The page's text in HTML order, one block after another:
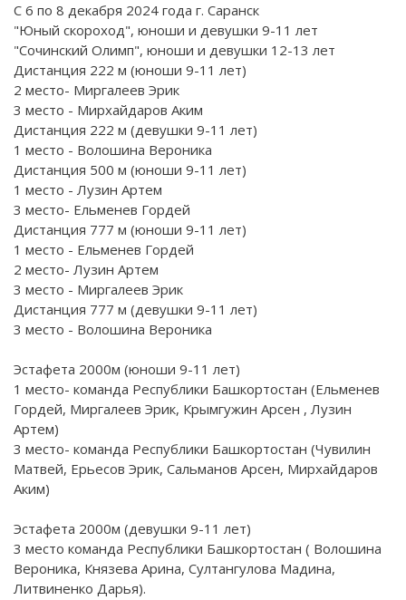
С 6 по 8 декабря 2024 года г. Саранск
"Юный скороход", юноши и девушки 9-11 лет
"Сочинский Олимп", юноши и девушки 12-13 лет
Дистанция 222 м (юноши 9-11 лет)
2 место- Миргалеев Эрик
3 место - Мирхайдаров Аким
Дистанция 222 м (девушки 9-11 лет)
1 место - Волошина Вероника
Дистанция 500 м (юноши 9-11 лет)
1 место - Лузин Артем
3 место- Ельменев Гордей
Дистанция 777 м (юноши 9-11 лет)
1 место - Ельменев Гордей
2 место- Лузин Артем
3 место - Миргалеев Эрик
Дистанция 777 м (девушки 9-11 лет)
3 место - Волошина Вероника
Эстафета 2000м (юноши 9-11 лет)
1 место- команда Республики Башкортостан (Ельменев
Гордей, Миргалеев Эрик, Крымгужин Арсен , Лузин
Артем)
3 место- команда Республики Башкортостан (Чувилин
Матвей, Ерьесов Эрик, Сальманов Арсен, Мирхайдаров
Аким)
Эстафета 2000м (девушки 9-11 лет)
3 место команда Республики Башкортостан ( Волошина
Вероника, Князева Арина, Султангулова Мадина,
Литвиненко Дарья).